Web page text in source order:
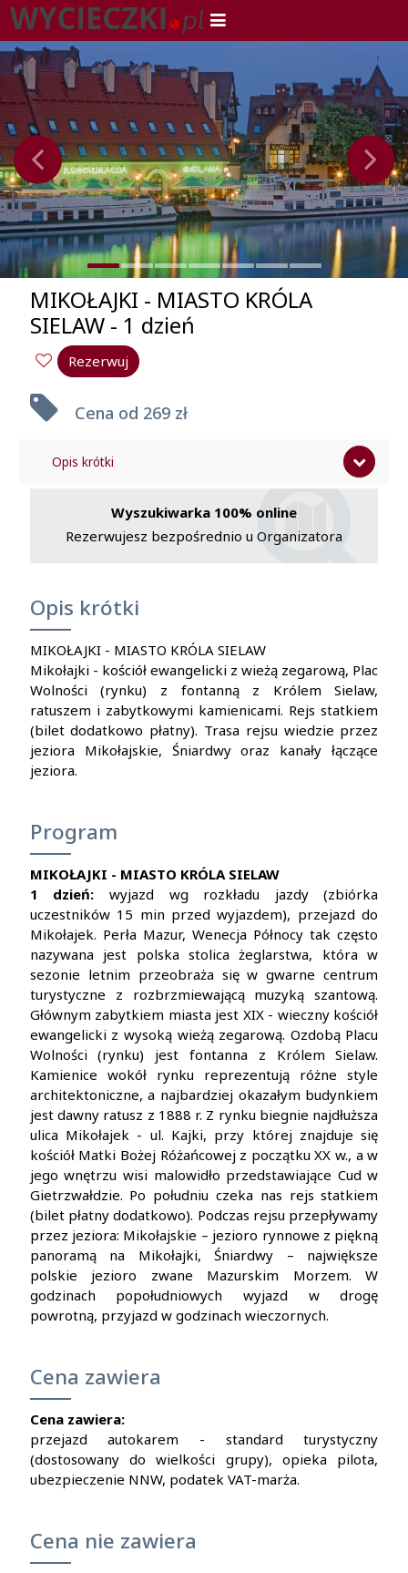
MIKOŁAJKI - MIASTO KRÓLA
SIELAW - 1 dzień
Rezerwuj
Cena od 269 zł
Opis krótki
Wyszukiwarka 100% online
Rezerwujesz bezpośrednio u Organizatora
Opis krótki
MIKOŁAJKI - MIASTO KRÓLA SIELAW
Mikołajki - kościół ewangelicki z wieżą zegarową, Plac
Wolności (rynku) z fontanną z Królem Sielaw,
ratuszem i zabytkowymi kamienicami. Rejs statkiem
(bilet dodatkowo płatny). Trasa rejsu wiedzie przez
jeziora Mikołajskie, Śniardwy oraz kanały łączące
jeziora.
Program
MIKOŁAJKI - MIASTO KRÓLA SIELAW
1 dzień: wyjazd wg rozkładu jazdy (zbiórka
uczestników 15 min przed wyjazdem), przejazd do
Mikołajek. Perła Mazur, Wenecja Północy tak często
nazywana jest polska stolica żeglarstwa, która w
sezonie letnim przeobraża się w gwarne centrum
turystyczne z rozbrzmiewającą muzyką szantową.
Głównym zabytkiem miasta jest XIX - wieczny kościół
ewangelicki z wysoką wieżą zegarową. Ozdobą Placu
Wolności (rynku) jest fontanna z Królem Sielaw.
Kamienice wokół rynku reprezentują różne style
architektoniczne, a najbardziej okazałym budynkiem
jest dawny ratusz z 1888 r. Z rynku biegnie najdłuższa
ulica Mikołajek - ul. Kajki, przy której znajduje się
kościół Matki Bożej Różańcowej z początku XX w., a w
jego wnętrzu wisi malowidło przedstawiające Cud w
Gietrzwałdzie. Po południu czeka nas rejs statkiem
(bilet płatny dodatkowo). Podczas rejsu przepływamy
przez jeziora: Mikołajskie – jezioro rynnowe z piękną
panoramą na Mikołajki, Śniardwy – największe
polskie jezioro zwane Mazurskim Morzem. W
godzinach popołudniowych wyjazd w drogę
powrotną, przyjazd w godzinach wieczornych.
Cena zawiera
Cena zawiera:
przejazd autokarem - standard turystyczny
(dostosowany do wielkości grupy), opieka pilota,
ubezpieczenie NNW, podatek VAT-marża.
Cena nie zawiera